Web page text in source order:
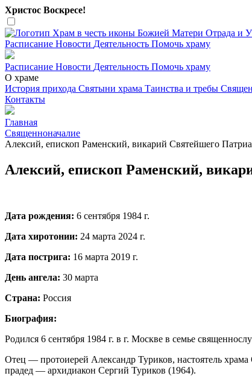
Христос Воскресе!
Расписание Новости Деятельность Помочь храму
Расписание Новости Деятельность Помочь храму
О храме
История прихода Святыни храма Таинства и требы
Контакты
Главная
Священноначалие
Алексий, епископ Раменский, викарий Святейшего
Алексий, епископ Раменский,
Дата рождения: 6 сентября 1984 г.
Дата хиротонии: 24 марта 2024 г.
Дата пострига: 16 марта 2019 г.
День ангела: 30 марта
Страна: Россия
Биография:
Родился 6 сентября 1984 г. в г. Москве в семье
Отец — протоиерей Александр Туриков, настоятель
прадед — архидиакон Сергий Туриков (1964).